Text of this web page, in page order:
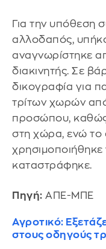
Για την υπόθεση
αλλοδαπός,
αναγνωρίστηκε
διακινητής. Σε
δικογραφία για
τρίτων χωρών
προσώπου, καθώς
στη χώρα, ενώ
καταστράφηκε.
Πηγή: ΑΠΕ-ΜΠΕ
Αγροτικό:
στους οδηγούς